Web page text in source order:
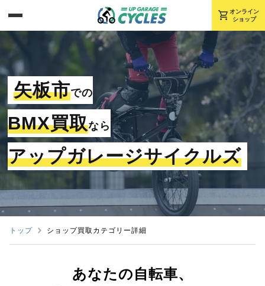
shopping_cart オンライン
ショップ
矢板市での
BMX買取なら
アップガレージサイクルズ
トップ ショップ買取カテゴリー詳細
あなたの自転車、